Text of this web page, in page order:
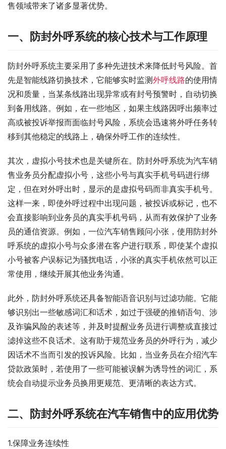
售领域带来了诸多显著优势。
一、防封外呼系统的核心技术与工作原理
防封外呼系统主要采用了多种先进技术来降低封号风险。首
先是智能线路切换技术，它能够实时监测外呼线路的使用情
况和质量，当某条线路出现异常或有封号预警时，自动切换
到备用线路。例如，在一些地区，如果主线路因呼出频率过
高或被投诉举报而面临封号风险，系统会迅速将外呼任务转
移到其他稳定的线路上，确保外呼工作的连续性。
其次，虚拟小号技术也是关键所在。防封外呼系统为汽车销
售业务员分配虚拟小号，这些小号与真实手机号码进行绑
定，但在对外呼出时，显示的是虚拟号码而非真实手机号。
这样一来，即使外呼过程中出现问题，被投诉或标记，也不
会直接影响到业务员的真实手机号码，从而有效保护了业务
员的通信资源。例如，一位汽车销售顾问小张，使用防封外
呼系统的虚拟小号与众多潜在客户进行联系，即使某个虚拟
小号被客户误标记为骚扰电话，小张的真实手机依然可以正
常使用，继续开展其他业务沟通。
此外，防封外呼系统还具备智能语音识别与过滤功能。它能
够识别出一些敏感词汇和话术，如过于强硬的推销语句、涉
及诈骗风险的表述等，并及时提醒业务员进行调整或直接过
滤掉这些不良话术。这有助于规范业务员的外呼行为，减少
因话术不当而引发的投诉风险。比如，当业务员在介绍汽车
贷款政策时，若使用了一些可能被误解为诱导性的词汇，系
统会自动提示业务员换用更规范、更清晰的表达方式。
二、防封外呼系统在汽车销售中的应用优势
1.保障业务连续性